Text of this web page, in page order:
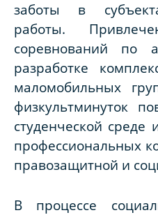
заботы в
работы.
соревнований по
разработке
маломобильных
физкультминуток
студенческой
профессиональных
правозащитной и
В процессе